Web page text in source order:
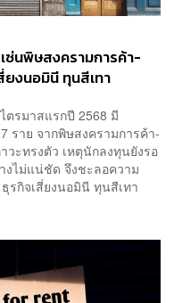
ซ่นพิษสงครามการค้า-
งนอมินี ทุนสีเทา
ตรมาสแรกปี 2568 มี
ราย จากพิษสงครามการค้า-
ะทรงตัว เหตุนักลงทุนยังรอ
ไม่แน่ชัด จึงชะลอความ
รกิจเสี่ยงนอมินี ทุนสีเทา